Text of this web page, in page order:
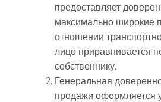
предоставляет
максимально широкие
отношении
лицо приравнивается
собственнику.
Генеральная
продажи оформляется